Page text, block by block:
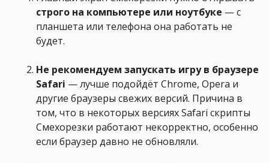
строго на компьютере или ноутбуке — с
планшета или телефона она работать не
будет.
Не рекомендуем запускать игру в браузере
Safari — лучше подойдёт Chrome, Opera и
другие браузеры свежих версий. Причина в
том, что в некоторых версиях Safari скрипты
Смехорезки работают некорректно, особенно
если браузер давно не обновляли.